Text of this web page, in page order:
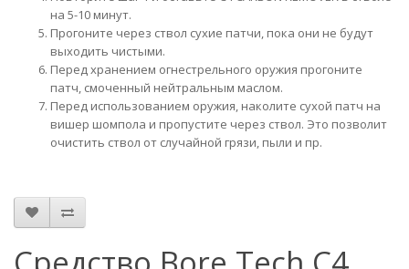
на 5-10 минут.
Прогоните через ствол сухие патчи, пока они не будут
выходить чистыми.
Перед хранением огнестрельного оружия прогоните
патч, смоченный нейтральным маслом.
Перед использованием оружия, наколите сухой патч на
вишер шомпола и пропустите через ствол. Это позволит
очистить ствол от случайной грязи, пыли и пр.